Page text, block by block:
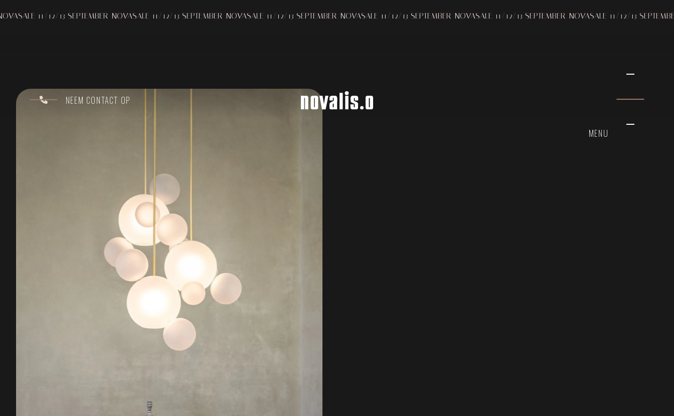
12/13 SEPTEMBER NOVASALE 11/12/13 SEPTEMBER NOVASALE 11/12/13 SEPTEMBER NOVASALE 11/12/13 SEPTEMBER NOVASALE 11/12/13 SEPTEMBER NOVASALE 11/12/13 SEPTEMBER
NEEM CONTACT OP
MENU
Melding bij verzameling Uw privacy-opties